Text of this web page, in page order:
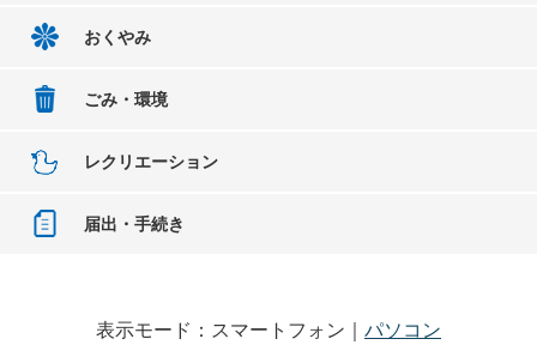
おくやみ
ごみ・環境
レクリエーション
届出・手続き
表示モード：スマートフォン｜ パソコン